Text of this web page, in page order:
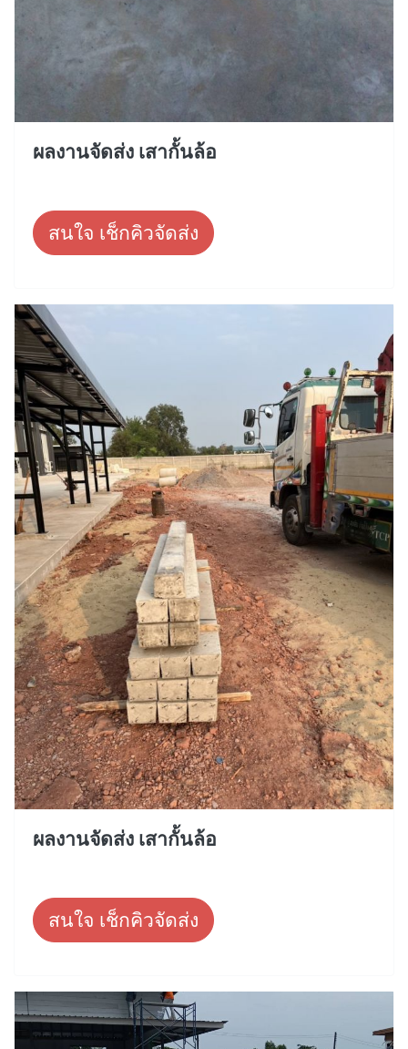
ผลงานจัดส่ง เสากั้นล้อ
สนใจ เช็กคิวจัดส่ง
ผลงานจัดส่ง เสากั้นล้อ
สนใจ เช็กคิวจัดส่ง